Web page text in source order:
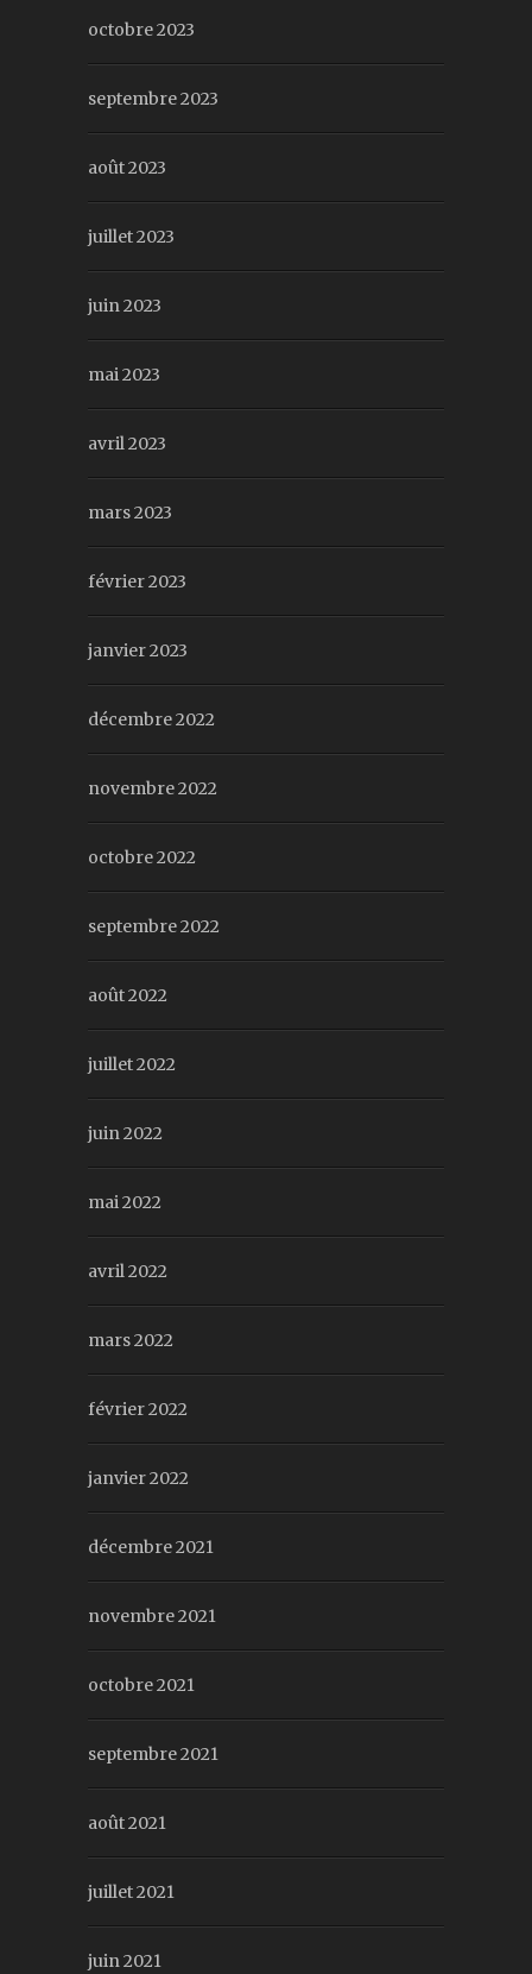
octobre 2023
septembre 2023
août 2023
juillet 2023
juin 2023
mai 2023
avril 2023
mars 2023
février 2023
janvier 2023
décembre 2022
novembre 2022
octobre 2022
septembre 2022
août 2022
juillet 2022
juin 2022
mai 2022
avril 2022
mars 2022
février 2022
janvier 2022
décembre 2021
novembre 2021
octobre 2021
septembre 2021
août 2021
juillet 2021
juin 2021